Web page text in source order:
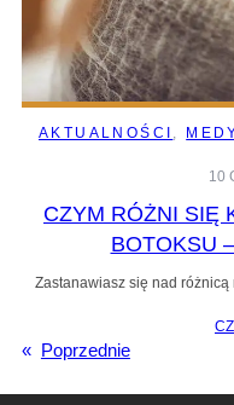
AKTUALNOŚCI
10
CZYM RÓŻNI SIĘ
BOTOKSU
Zastanawiasz się nad różnicą
« Poprzednie